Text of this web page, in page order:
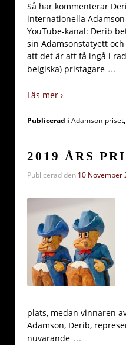
Så här kommenterar
internationella
YouTube-kanal: Derib
sin Adamsonstatyett
att det är att få ingå i
belgiska) pristagare …
Läs mer ›
Publicerad i Adamson-priset,
2019 ÅRS
Publicerad den 10 November
plats, medan vinnaren
Adamson, Derib,
nuvarande …